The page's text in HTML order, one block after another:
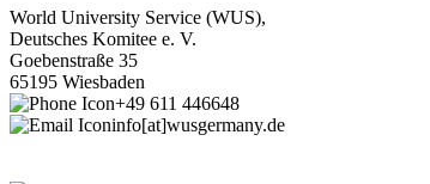
World University Service (WUS),
Deutsches Komitee e. V.
Goebenstraße 35
65195 Wiesbaden
+49 611 446648
info[at]wusgermany.de